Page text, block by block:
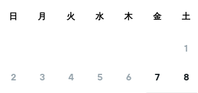
日 月 火 水 木 金 土
1
2 3 4 5 6 7 8